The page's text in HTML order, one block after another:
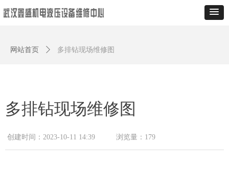
多排钻现场维修图
创建时间： 2023-10-11 14:39 浏览量： 179
网站首页 ꄲ 多排钻现场维修图